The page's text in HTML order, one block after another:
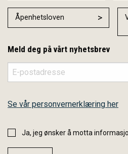
Åpenhetsloven
Meld deg på vårt nyhetsbrev
Se vår personvernerklæring her
Ja, jeg ønsker å motta